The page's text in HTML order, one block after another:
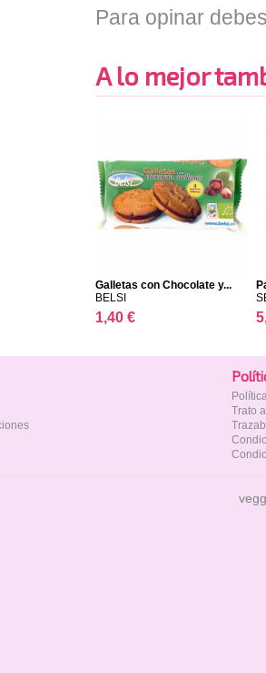
Para opinar
A lo mejor
Galletas con Chocolate y...
BELSI
1,40 €
Trato